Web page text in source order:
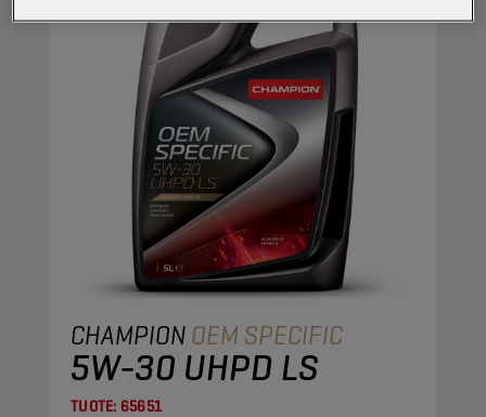
CHAMPIONOEM SPECIFIC
5W-30 UHPD LS
TUOTE: 65651